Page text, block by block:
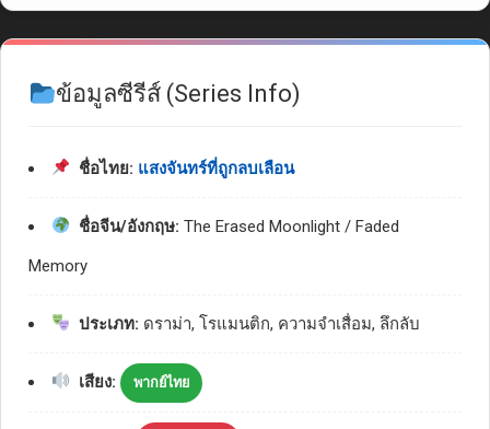
ข้อมูลซีรีส์ (Series Info)
ชื่อไทย: แสงจันทร์ที่ถูกลบเลือน
ชื่อจีน/อังกฤษ: The Erased Moonlight / Faded
Memory
ประเภท: ดราม่า, โรแมนติก, ความจำเสื่อม, ลึกลับ
เสียง: พากย์ไทย